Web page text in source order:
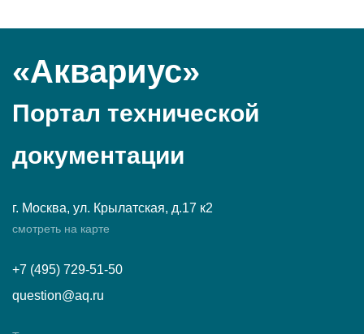
«Аквариус»
Портал технической
документации
г. Москва, ул. Крылатская, д.17 к2
смотреть на карте
+7 (495) 729-51-50
question@aq.ru